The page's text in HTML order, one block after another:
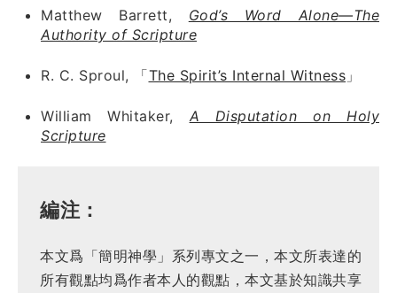
Matthew Barrett, God’s Word Alone—The
Authority of Scripture
R. C. Sproul, 「The Spirit’s Internal Witness 」
William Whitaker, A Disputation on Holy
Scripture
編注：
本文爲「簡明神學」系列專文之一，本文所表達的
所有觀點均爲作者本人的觀點，本文基於知識共享